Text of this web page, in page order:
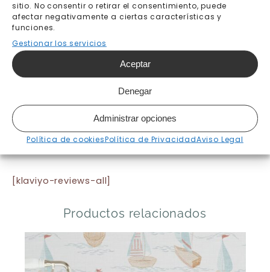
sitio. No consentir o retirar el consentimiento, puede
afectar negativamente a ciertas características y
funciones.
Gestionar los servicios
Aceptar
Denegar
Administrar opciones
Política de cookiesPolítica de PrivacidadAviso Legal
Envío gratis a partir de
200€
Pago seguro
Fabricación bajo pedido 7-
Envíos y devoluciones
[klaviyo-reviews-all]
Productos relacionados